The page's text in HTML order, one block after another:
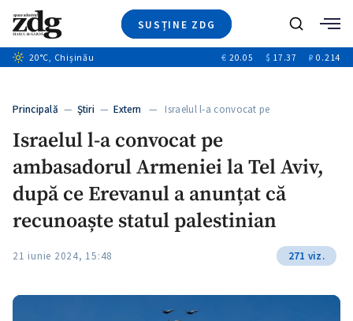
SUSȚINE ZDG
Ştiri
+6
Special
+1
Blog
+2
Caută
20°C, Chișinău € 20.05 $ 17.37 ₽ 0.214
Principală — Ştiri — Extern — Israelul l-a convocat pe
Israelul l-a convocat pe
ambasadorul Armeniei la Tel Aviv,
după ce Erevanul a anunțat că
recunoaște statul palestinian
21 iunie 2024, 15:48 271 viz.